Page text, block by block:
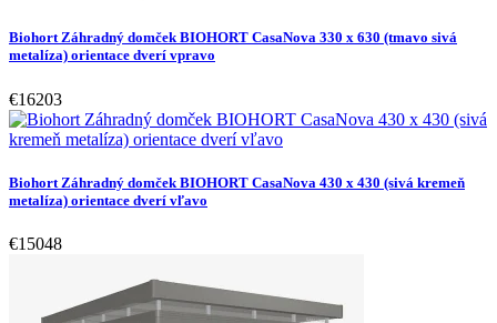
Biohort Záhradný domček BIOHORT CasaNova 330 x 630 (tmavo sivá
metalíza) orientace dverí vpravo
€16203
Biohort Záhradný domček BIOHORT CasaNova 430 x 430 (sivá kremeň
metalíza) orientace dverí vľavo
€15048